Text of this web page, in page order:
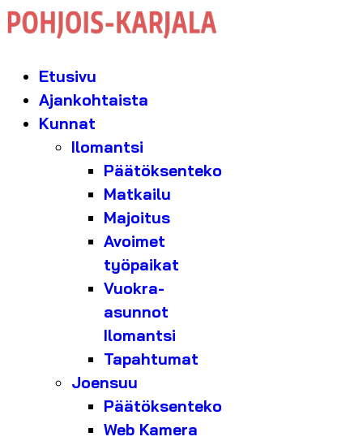
Etusivu
Ajankohtaista
Kunnat
Ilomantsi
Päätöksenteko
Matkailu
Majoitus
Avoimet
työpaikat
Vuokra-
asunnot
Ilomantsi
Tapahtumat
Joensuu
Päätöksenteko
Web Kamera